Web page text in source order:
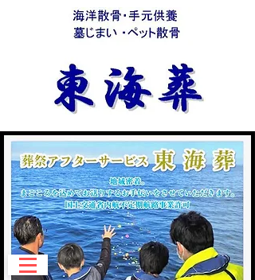
​当社は、日本海洋散骨協会
加盟業者です。
お気軽にお問合せ、
ご相談ください。
​日本海洋散骨協会認定
海洋散骨アドバイザー検定試験
​募集中